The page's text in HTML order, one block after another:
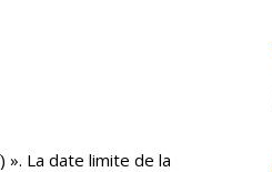
La date limite de la